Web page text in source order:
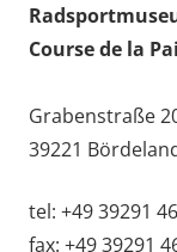
Course de la
Grabenstraße
39221
tel: +49 39291
fax: +49 39291